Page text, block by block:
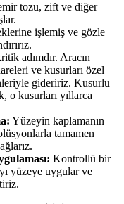
tozu, zift ve diğer
işlemiş ve gözle
adımdır. Aracın
ve kusurları özel
gideririz. Kusurlu
o kusurları yıllarca
Yüzeyin kaplamanın
tamamen
Kontrollü bir
yüzeye uygular ve